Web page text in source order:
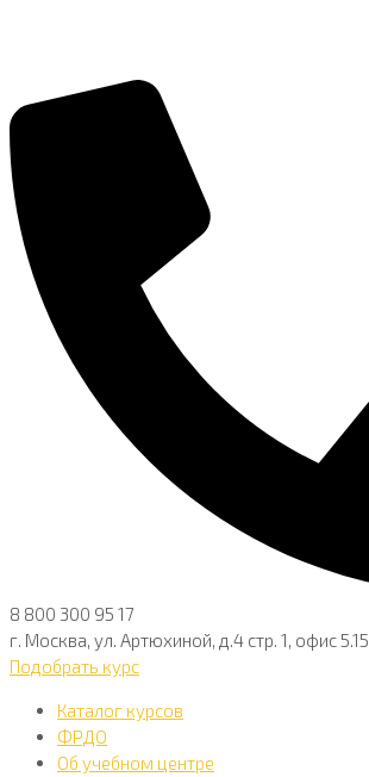
8 800 300 95 17
г. Москва, ул. Артюхиной, д.4 стр. 1, офис 5.15
Подобрать курс
Каталог курсов
ФРДО
Об учебном центре